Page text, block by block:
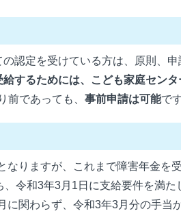
認定を受けている方は、原則、申
給するためには、こども家庭セン
前であっても、事前申請は可能で
なりますが、これまで障害年金を
令和3年3月1日に支給要件を満た
関わらず、令和3年3月分の手当